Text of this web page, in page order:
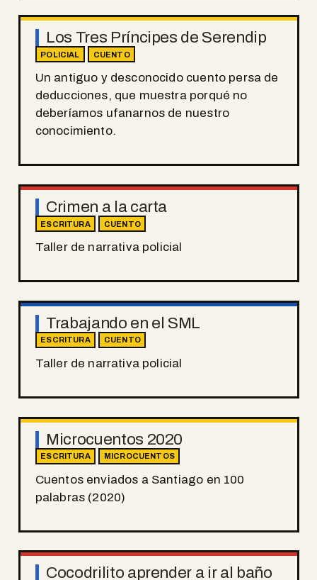
Los Tres Príncipes de Serendip
POLICIAL CUENTO
Un antiguo y desconocido cuento persa de
deducciones, que muestra porqué no
deberíamos ufanarnos de nuestro
conocimiento.
Crimen a la carta
ESCRITURA CUENTO
Taller de narrativa policial
Trabajando en el SML
ESCRITURA CUENTO
Taller de narrativa policial
Microcuentos 2020
ESCRITURA MICROCUENTOS
Cuentos enviados a Santiago en 100
palabras (2020)
Cocodrilito aprender a ir al baño